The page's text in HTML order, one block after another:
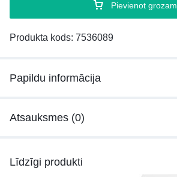
Pievienot grozam
Produkta kods: 7536089
Papildu informācija
Atsauksmes (0)
Līdzīgi produkti